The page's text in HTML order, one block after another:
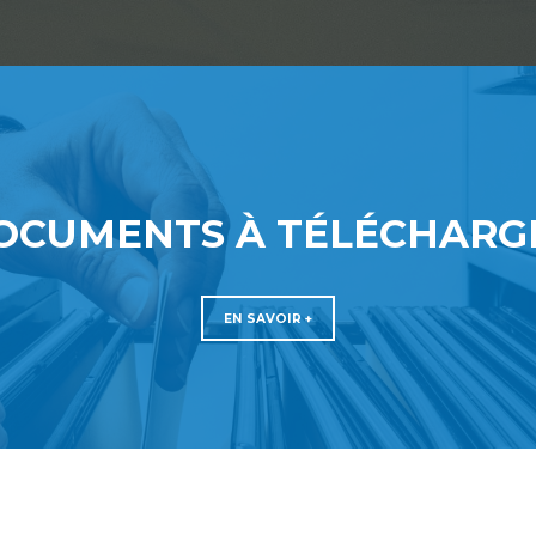
À
EN SAVOIR +